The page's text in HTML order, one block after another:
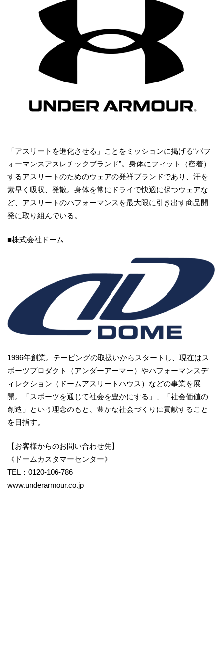
「アスリートを進化させる」ことをミッションに掲げる“パフ
ォーマンスアスレチックブランド”。身体にフィット（密着）
するアスリートのためのウェアの発祥ブランドであり、汗を
素早く吸収、発散。身体を常にドライで快適に保つウェアな
ど、アスリートのパフォーマンスを最大限に引き出す商品開
発に取り組んでいる。
■株式会社ドーム
1996年創業。テーピングの取扱いからスタートし、現在はス
ポーツプロダクト（アンダーアーマー）やパフォーマンスデ
ィレクション（ドームアスリートハウス）などの事業を展
開。「スポーツを通じて社会を豊かにする」、「社会価値の
創造」という理念のもと、豊かな社会づくりに貢献すること
を目指す。
【お客様からのお問い合わせ先】
《ドームカスタマーセンター》
TEL：0120-106-786
www.underarmour.co.jp